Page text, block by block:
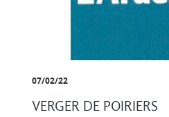
07/02/22
VERGER DE POIRIERS